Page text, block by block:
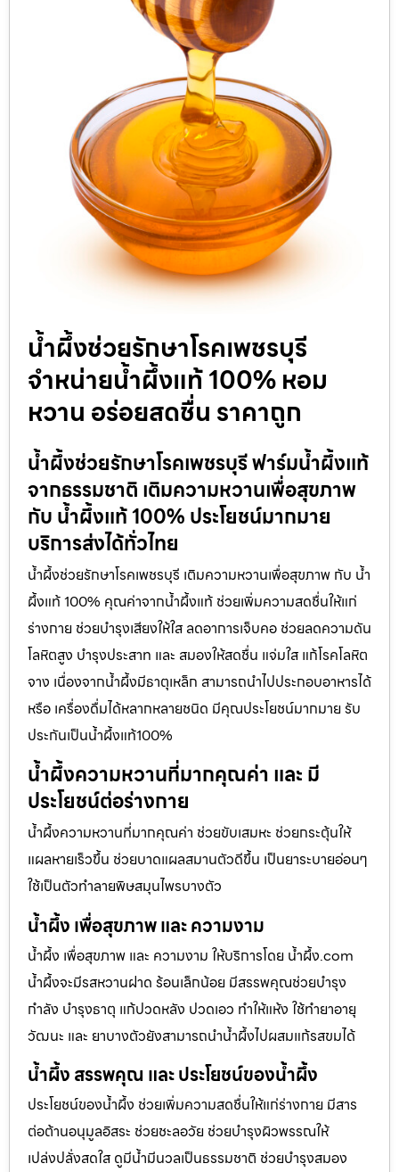
น้ำผึ้งช่วยรักษาโรคเพชรบุรี
จำหน่ายน้ำผึ้งแท้ 100% หอม
หวาน อร่อยสดชื่น ราคาถูก
น้ำผึ้งช่วยรักษาโรคเพชรบุรี ฟาร์มน้ำผึ้งแท้
จากธรรมชาติ เติมความหวานเพื่อสุขภาพ
กับ น้ำผึ้งแท้ 100% ประโยชน์มากมาย
บริการส่งได้ทั่วไทย
น้ำผึ้งช่วยรักษาโรคเพชรบุรี เติมความหวานเพื่อสุขภาพ กับ น้ำ
ผึ้งแท้ 100% คุณค่าจากน้ำผึ้งแท้ ช่วยเพิ่มความสดชื่นให้แก่
ร่างกาย ช่วยบำรุงเสียงให้ใส ลดอาการเจ็บคอ ช่วยลดความดัน
โลหิตสูง บำรุงประสาท และ สมองให้สดชื่น แจ่มใส แก้โรคโลหิต
จาง เนื่องจากน้ำผึ้งมีธาตุเหล็ก สามารถนำไปประกอบอาหารได้
หรือ เครื่องดื่มได้หลากหลายชนิด มีคุณประโยชน์มากมาย รับ
ประกันเป็นน้ำผึ้งแท้100%
น้ำผึ้งความหวานที่มากคุณค่า และ มี
ประโยชน์ต่อร่างกาย
น้ำผึ้งความหวานที่มากคุณค่า ช่วยขับเสมหะ ช่วยกระตุ้นให้
แผลหายเร็วขึ้น ช่วยบาดแผลสมานตัวดีขึ้น เป็นยาระบายอ่อนๆ
ใช้เป็นตัวทำลายพิษสมุนไพรบางตัว
น้ำผึ้ง เพื่อสุขภาพ และ ความงาม
น้ำผึ้ง เพื่อสุขภาพ และ ความงาม ให้บริการโดย น้ำผึ้ง.com
น้ำผึ้งจะมีรสหวานฝาด ร้อนเล็กน้อย มีสรรพคุณช่วยบำรุง
กำลัง บำรุงธาตุ แก้ปวดหลัง ปวดเอว ทำให้แห้ง ใช้ทำยาอายุ
วัฒนะ และ ยาบางตัวยังสามารถนำน้ำผึ้งไปผสมแก้รสขมได้
น้ำผึ้ง สรรพคุณ และ ประโยชน์ของน้ำผึ้ง
ประโยชน์ของน้ำผึ้ง ช่วยเพิ่มความสดชื่นให้แก่ร่างกาย มีสาร
ต่อต้านอนุมูลอิสระ ช่วยชะลอวัย ช่วยบำรุงผิวพรรณให้
เปล่งปลั่งสดใส ดูมีน้ำมีนวลเป็นธรรมชาติ ช่วยบำรุงสมอง